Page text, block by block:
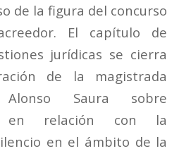
de la figura del concurso
El capítulo de
jurídicas se cierra
de la magistrada
Saura sobre
en relación con la
en el ámbito de la